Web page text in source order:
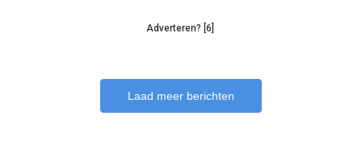
Adverteren? [6]
Laad meer berichten